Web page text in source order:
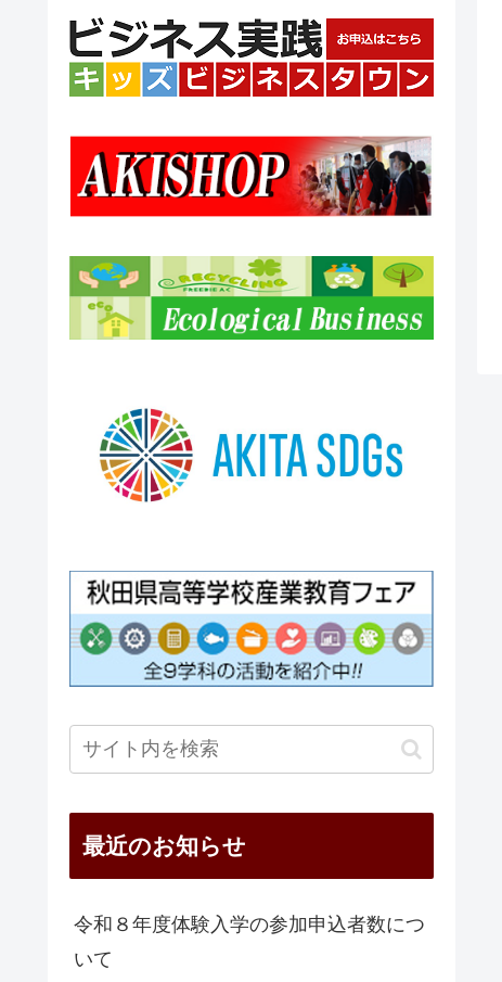
最近のお知らせ
令和８年度体験入学の参加申込者数につ
いて